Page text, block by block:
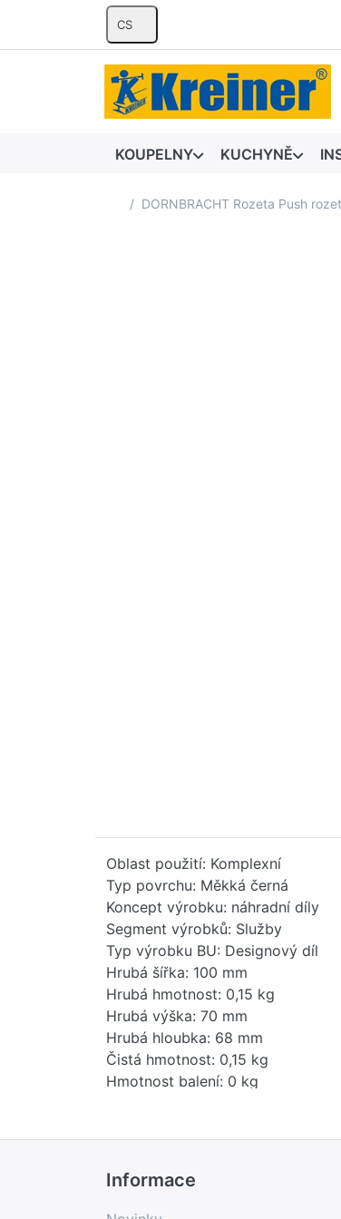
CS
KOUPELNY KUCHYNĚ
Domovská stránka
DORNBRACHT Rozeta Push
Oblast použití: Komplexní
Typ povrchu: Měkká černá
Koncept výrobku: náhradní díly
Segment výrobků: Služby
Typ výrobku BU: Designový díl
Hrubá šířka: 100 mm
Hrubá hmotnost: 0,15 kg
Hrubá výška: 70 mm
Hrubá hloubka: 68 mm
Čistá hmotnost: 0,15 kg
Hmotnost balení: 0 kg
Země původu: IT
Novinka: Ne
Prodejní program: Ano
Kód produktu: 74182000
Informace